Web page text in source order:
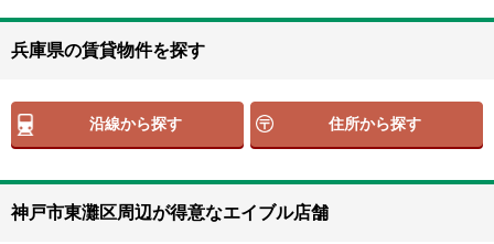
兵庫県の賃貸物件を探す
沿線から探す 住所から探す
神戸市東灘区周辺が得意なエイブル店舗